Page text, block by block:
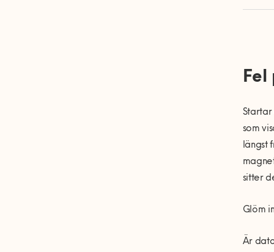
Fel
som
längst
sitter
Glöm
Är